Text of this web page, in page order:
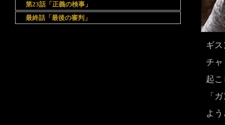
ギ
チ
起
「
よ
第23話「正義の検事」
最終話「最後の審判」